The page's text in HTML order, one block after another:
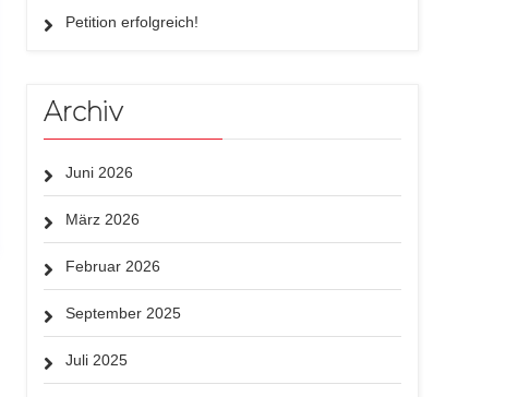
Petition erfolgreich!
Archiv
Juni 2026
März 2026
Februar 2026
September 2025
Juli 2025